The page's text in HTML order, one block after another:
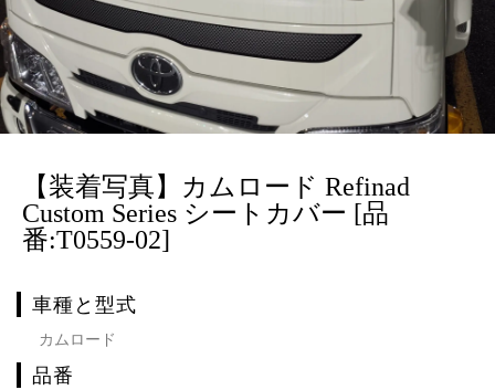
【装着写真】カムロード Refinad
Custom Series シートカバー [品
番:T0559-02]
車種と型式
カムロード
品番